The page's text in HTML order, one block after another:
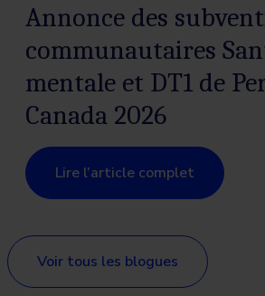
Annonce des
communautaires
mentale et DT1 de
Canada 2026
Lire l’article complet
Voir tous les blogues